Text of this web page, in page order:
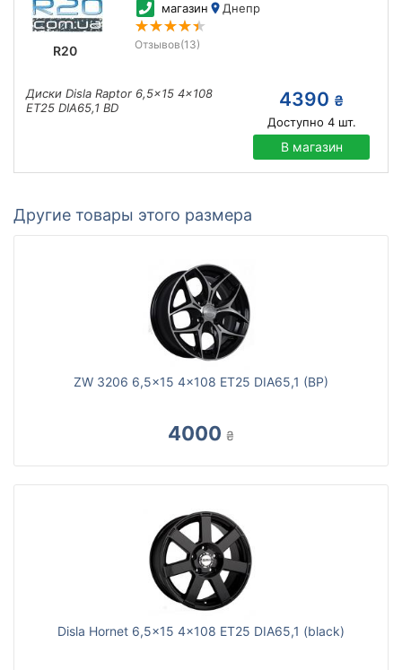
R20
магазин Днепр
Отзывов(13)
Диски Disla Raptor 6,5x15 4x108
ET25 DIA65,1 BD
4390 ₴
Доступно 4шт.
В магазин
Другие товары этого размера
ZW 3206 6,5x15 4x108 ET25 DIA65,1 (BP)
4000 ₴
Disla Hornet 6,5x15 4x108 ET25 DIA65,1 (black)